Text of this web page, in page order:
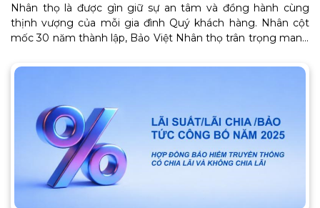
Nhân thọ là được gìn giữ sự an tâm và đồng hành cùng
thịnh vượng của mỗi gia đình Quý khách hàng. Nhân cột
mốc 30 năm thành lập, Bảo Việt Nhân thọ trân trọng mang
Loyalty 2026. Đây là lời cảm ơn chân thành từ trái tim, tiếp